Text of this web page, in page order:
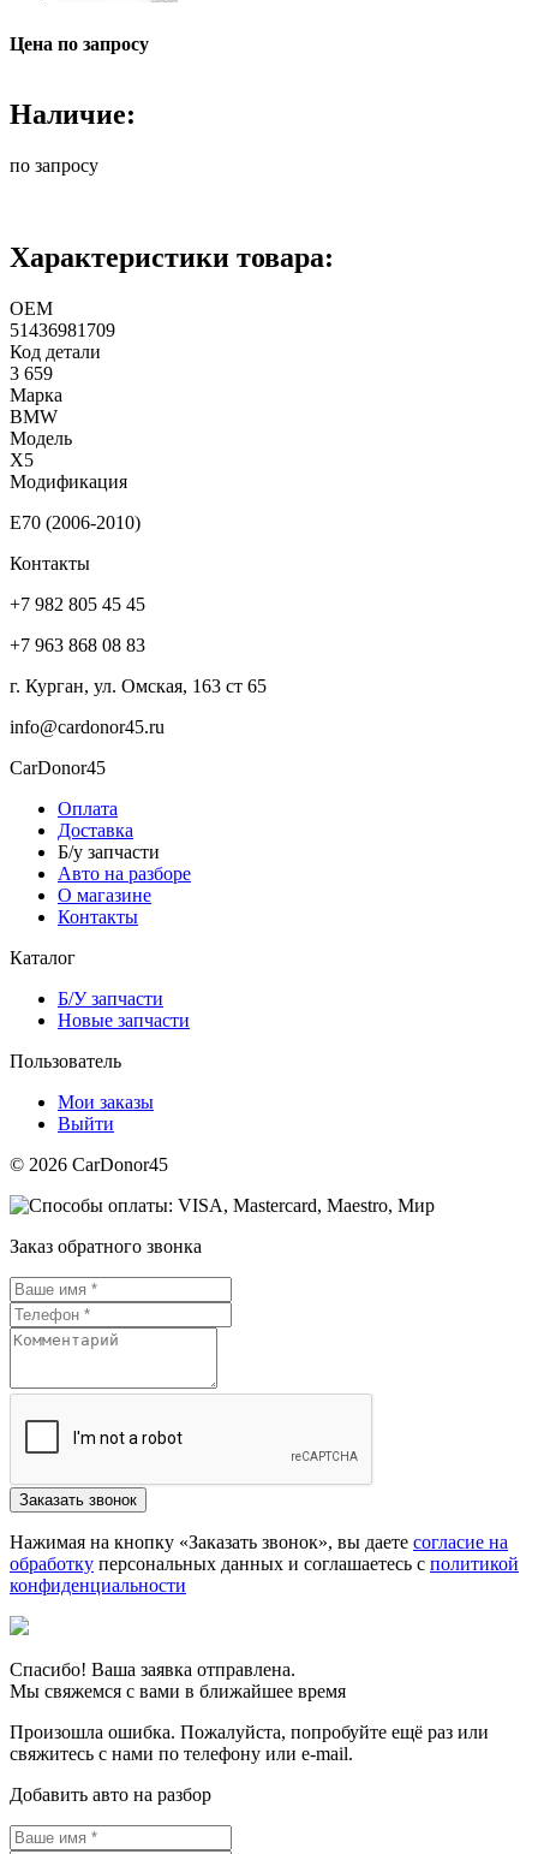
Цена по запросу
Наличие:
по запросу
Характеристики товара:
ОЕМ
51436981709
Код детали
3 659
Марка
BMW
Модель
X5
Модификация
E70 (2006-2010)
Контакты
+7 982 805 45 45
+7 963 868 08 83
г. Курган, ул. Омская, 163 ст 65
info@cardonor45.ru
CarDonor45
Оплата
Доставка
Б/у запчасти
Авто на разборе
О магазине
Контакты
Каталог
Б/У запчасти
Новые запчасти
Пользователь
Мои заказы
Выйти
© 2026 CarDonor45
Заказ обратного звонка
Нажимая на кнопку «Заказать звонок», вы даете согласие на
обработку персональных данных и соглашаетесь c политикой
конфиденциальности
Спасибо! Ваша заявка отправлена.
Мы свяжемся с вами в ближайшее время
Произошла ошибка. Пожалуйста, попробуйте ещё раз или
свяжитесь с нами по телефону или e-mail.
Добавить авто на разбор